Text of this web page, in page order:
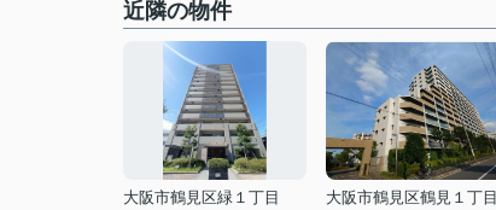
近隣の物件
大阪市鶴見区緑１丁目
大阪市鶴見区鶴見１丁目